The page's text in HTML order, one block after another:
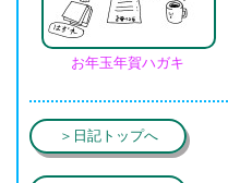
お年玉年賀ハガキ
＞日記トップへ